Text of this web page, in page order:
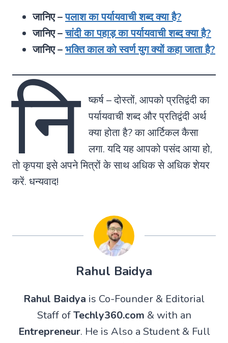
जानिए –पलाश का पर्यायवाची शब्द क्या है?
जानिए –चांदी का पहाड़ का पर्यायवाची शब्द क्या है?
जानिए –भक्ति काल को स्वर्ण युग क्यों कहा जाता है?
नि
ष्कर्ष – दोस्तों, आपको प्रतिद्वंदी का
पर्यायवाची शब्द और प्रतिद्वंदी अर्थ
क्या होता है? का आर्टिकल कैसा
लगा. यदि यह आपको पसंद आया हो,
तो कृपया इसे अपने मित्रों के साथ अधिक से अधिक शेयर
करें. धन्यवाद!
Rahul Baidya
Rahul Baidya is Co-Founder & Editorial
Staff ofTechly360.com & with an
Entrepreneur. He is Also a Student & Full